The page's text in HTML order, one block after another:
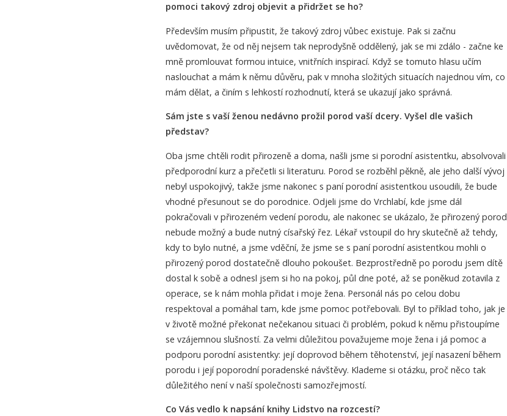
pomoci takový zdroj objevit a přidržet se ho?
Především musím připustit, že takový zdroj vůbec existuje. Pak si začnu
uvědomovat, že od něj nejsem tak neprodyšně oddělený, jak se mi zdálo - začne ke
mně promlouvat formou intuice, vnitřních inspirací. Když se tomuto hlasu učím
naslouchat a mám k němu důvěru, pak v mnoha složitých situacích najednou vím, co
mám dělat, a činím s lehkostí rozhodnutí, která se ukazují jako správná.
Sám jste s vaší ženou nedávno prožil porod vaší dcery. Vyšel dle vašich
představ?
Oba jsme chtěli rodit přirozeně a doma, našli jsme si porodní asistentku, absolvovali
předporodní kurz a přečetli si literaturu. Porod se rozběhl pěkně, ale jeho další vývoj
nebyl uspokojivý, takže jsme nakonec s paní porodní asistentkou usoudili, že bude
vhodné přesunout se do porodnice. Odjeli jsme do Vrchlabí, kde jsme dál
pokračovali v přirozeném vedení porodu, ale nakonec se ukázalo, že přirozený porod
nebude možný a bude nutný císařský řez. Lékař vstoupil do hry skutečně až tehdy,
kdy to bylo nutné, a jsme vděční, že jsme se s paní porodní asistentkou mohli o
přirozený porod dostatečně dlouho pokoušet. Bezprostředně po porodu jsem dítě
dostal k sobě a odnesl jsem si ho na pokoj, půl dne poté, až se poněkud zotavila z
operace, se k nám mohla přidat i moje žena. Personál nás po celou dobu
respektoval a pomáhal tam, kde jsme pomoc potřebovali. Byl to příklad toho, jak je
v životě možné překonat nečekanou situaci či problém, pokud k němu přistoupíme
se vzájemnou slušností. Za velmi důležitou považujeme moje žena i já pomoc a
podporu porodní asistentky: její doprovod během těhotenství, její nasazení během
porodu i její poporodní poradenské návštěvy. Klademe si otázku, proč něco tak
důležitého není v naší společnosti samozřejmostí.
Co Vás vedlo k napsání knihy Lidstvo na rozcestí?